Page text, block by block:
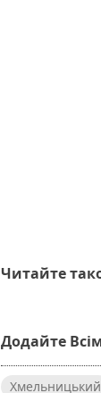
Читайте
Додайте
Хмельницький